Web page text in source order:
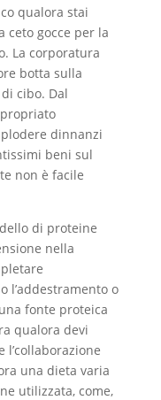
qualora stai
ceto gocce per la
La corporatura
botta sulla
cibo. Dal
dinnanzi
beni sul
non è facile
di proteine
nella
l’addestramento o
fonte proteica
qualora devi
una dieta varia
utilizzata, come,